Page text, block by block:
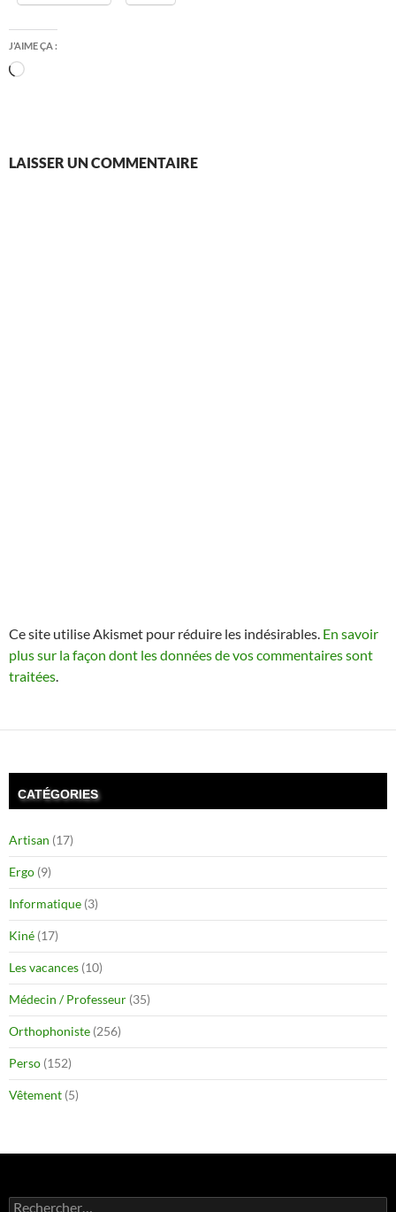
J’AIME ÇA :
Chargement…
LAISSER UN COMMENTAIRE
Ce site utilise Akismet pour réduire les indésirables. En savoir
plus sur la façon dont les données de vos commentaires sont
traitées
CATÉGORIES
Artisan (17)
Ergo (9)
Informatique (3)
Kiné (17)
Les vacances (10)
Médecin / Professeur (35)
Orthophoniste (256)
Perso (152)
Vêtement (5)
Rechercher :